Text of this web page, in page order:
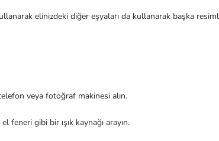
elinizdeki diğer eşyaları da kullanarak başka
veya fotoğraf makinesi alın.
feneri gibi bir ışık kaynağı arayın.